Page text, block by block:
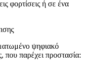
φορτίσεις ή σε ένα
ψηφιακό
που παρέχει προστασία: